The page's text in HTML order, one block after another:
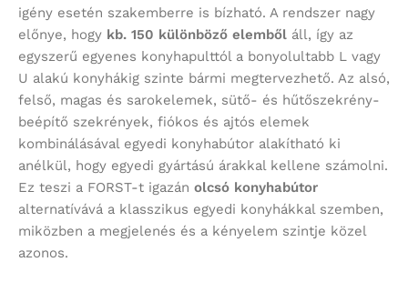
igény esetén szakemberre is bízható. A rendszer nagy
előnye, hogy kb. 150 különböző elemből áll, így az
egyszerű egyenes konyhapulttól a bonyolultabb L vagy
U alakú konyhákig szinte bármi megtervezhető. Az alsó,
felső, magas és sarokelemek, sütő- és hűtőszekrény-
beépítő szekrények, fiókos és ajtós elemek
kombinálásával egyedi konyhabútor alakítható ki
anélkül, hogy egyedi gyártású árakkal kellene számolni.
Ez teszi a FORST-t igazán olcsó konyhabútor
alternatívává a klasszikus egyedi konyhákkal szemben,
miközben a megjelenés és a kényelem szintje közel
azonos.